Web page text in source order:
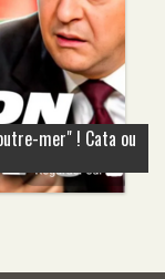
mer" ! Cata ou